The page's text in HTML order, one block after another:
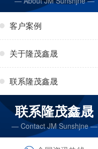
客户案例
关于隆茂鑫晟
联系隆茂鑫晟
联系隆茂鑫晟
— Contact JM Sunshjne —